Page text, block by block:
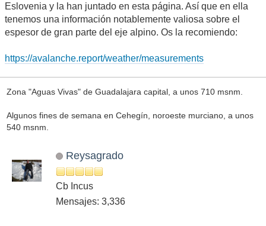
Eslovenia y la han juntado en esta página. Así que en ella
tenemos una información notablemente valiosa sobre el
espesor de gran parte del eje alpino. Os la recomiendo:
https://avalanche.report/weather/measurements
Zona "Aguas Vivas" de Guadalajara capital, a unos 710 msnm.
Algunos fines de semana en Cehegín, noroeste murciano, a unos
540 msnm.
Reysagrado
Cb Incus
Mensajes: 3,336